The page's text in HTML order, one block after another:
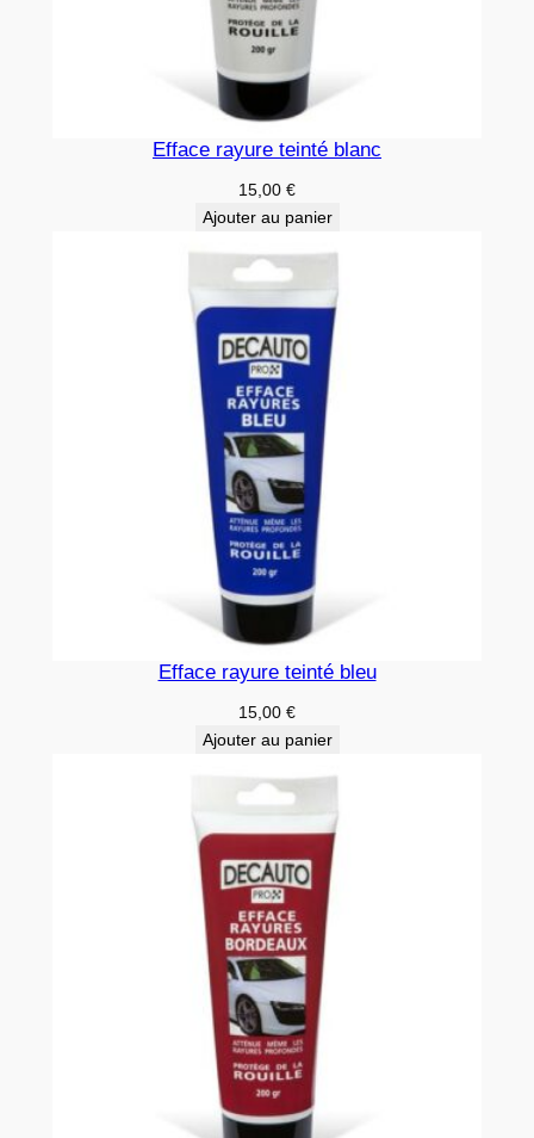
Efface rayure teinté blanc
15,00 €
Ajouter au panier
Efface rayure teinté bleu
15,00 €
Ajouter au panier